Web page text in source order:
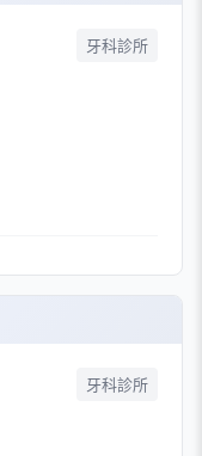
牙科診所
牙科診所